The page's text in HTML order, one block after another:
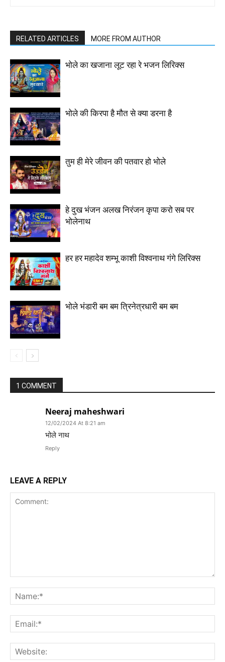
RELATED ARTICLES MORE FROM AUTHOR
भोले का खजाना लूट रहा रे भजन लिरिक्स
भोले की किरपा है मौत से क्या डरना है
तुम ही मेरे जीवन की पतवार हो भोले
हे दुख भंजन अलख निरंजन कृपा करो सब पर
भोलेनाथ
हर हर महादेव शम्भू काशी विश्वनाथ गंगे लिरिक्स
भोले भंडारी बम बम त्रिनेत्रधारी बम बम
1 COMMENT
Neeraj maheshwari
12/02/2024 At 8:21 am
भोले नाथ
Reply
LEAVE A REPLY